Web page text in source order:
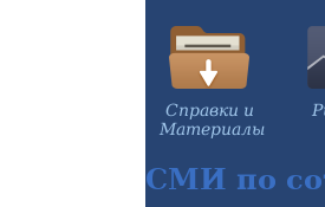
Справки и
Материалы
СМИ по